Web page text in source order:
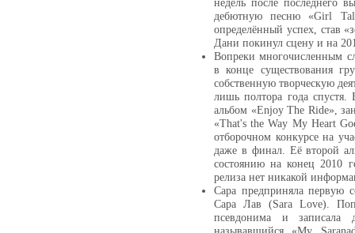
дебютную песню «Girl
определённый успех, став
Дани покинул сцену и на
Вопреки многочисленным
в конце существования
собственную творческую
лишь полтора года
альбом «Enjoy The Ride»,
«That's the Way My Heart
отборочном конкурсе на
даже в финал. Её второй
состоянию на конец 2010
релиза нет никакой
Сара предприняла первую
Сара Лав (Sara Love).
псевдонима и записала